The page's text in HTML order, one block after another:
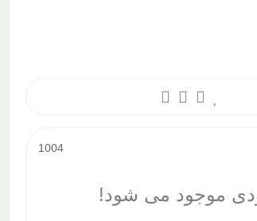
1004
موجود می شود!